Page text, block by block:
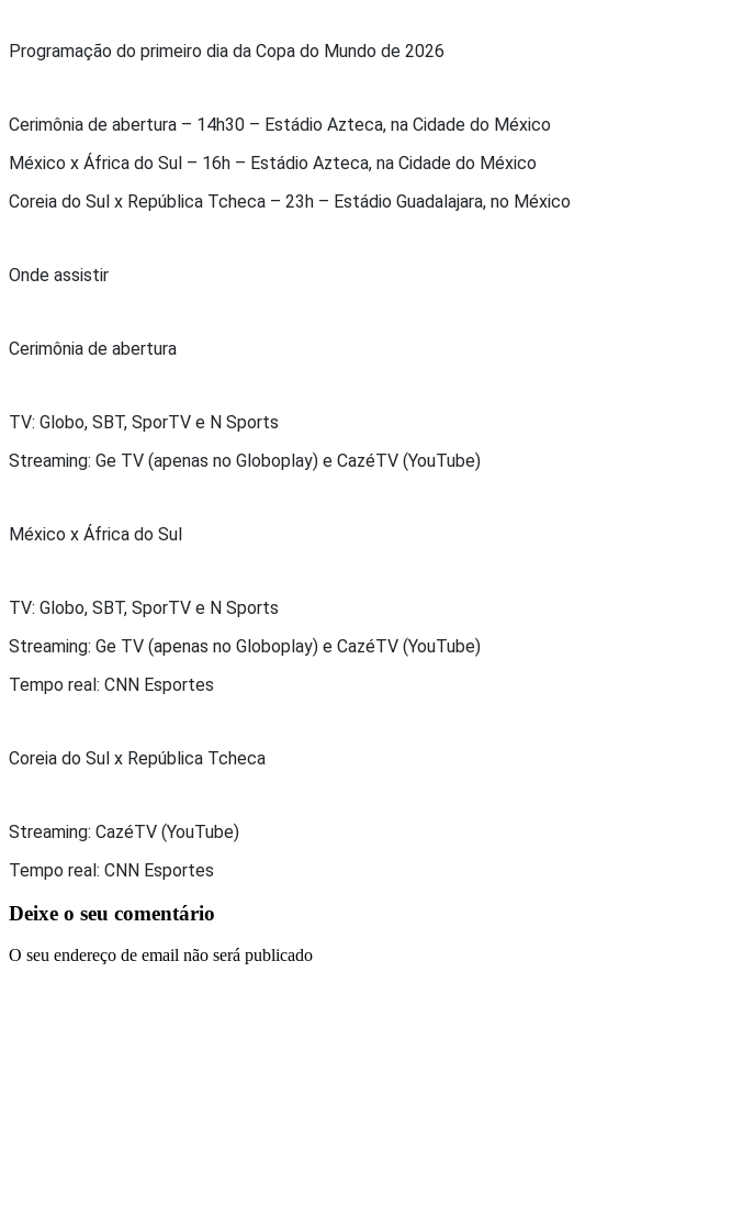
Programação do primeiro dia da Copa do Mundo de 2026
Cerimônia de abertura – 14h30 – Estádio Azteca, na Cidade do México
México x África do Sul – 16h – Estádio Azteca, na Cidade do México
Coreia do Sul x República Tcheca – 23h – Estádio Guadalajara, no México
Onde assistir
Cerimônia de abertura
TV: Globo, SBT, SporTV e N Sports
Streaming: Ge TV (apenas no Globoplay) e CazéTV (YouTube)
México x África do Sul
TV: Globo, SBT, SporTV e N Sports
Streaming: Ge TV (apenas no Globoplay) e CazéTV (YouTube)
Tempo real: CNN Esportes
Coreia do Sul x República Tcheca
Streaming: CazéTV (YouTube)
Tempo real: CNN Esportes
Deixe o seu comentário
O seu endereço de email não será publicado